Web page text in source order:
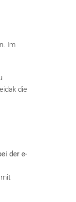
Im
die
der e-